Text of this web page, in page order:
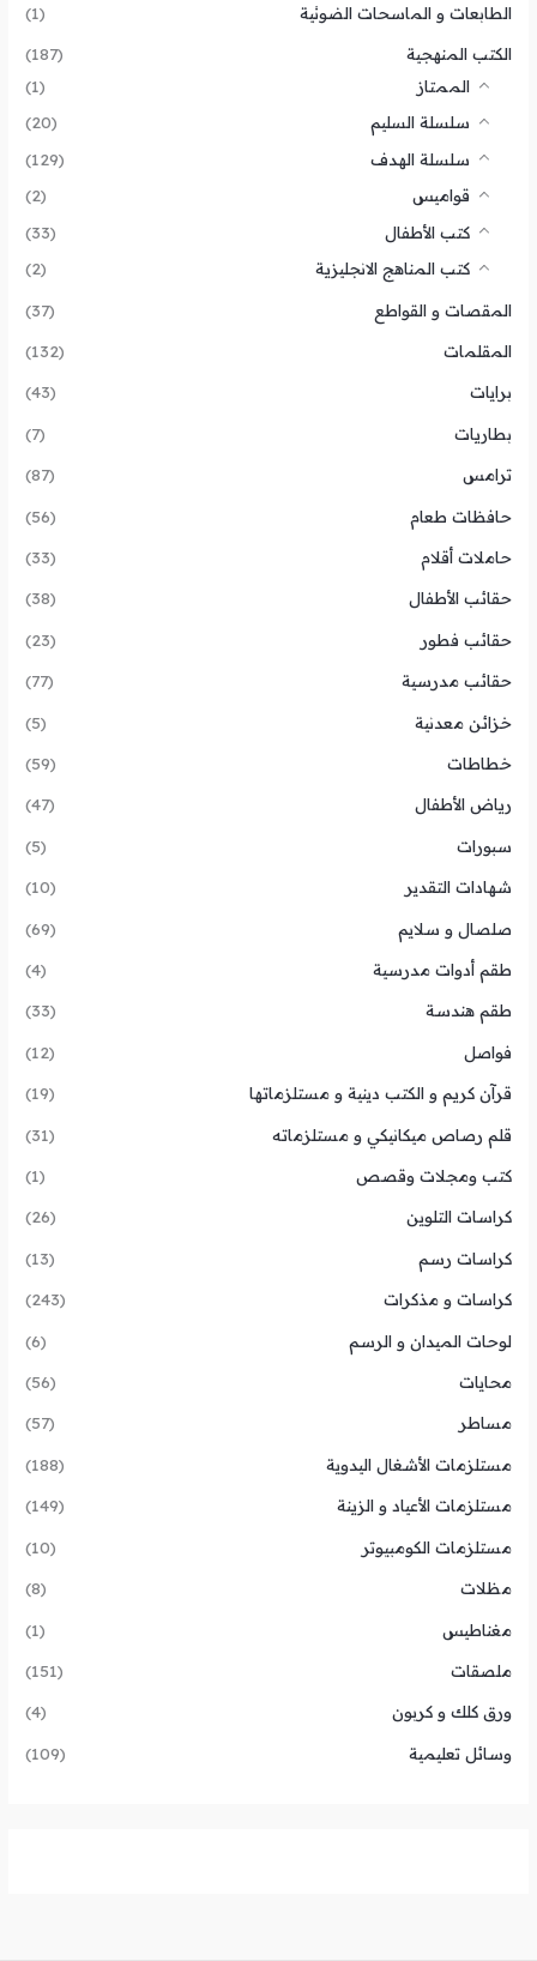
الطابعات و الماسحات الضوئية (1)
الكتب المنهجية
(187)
الممتاز
(1)
سلسلة السليم
(20)
سلسلة الهدف
(129)
قواميس
(2)
كتب الأطفال
(33)
كتب المناهج الانجليزية
(2)
المقصات و القواطع (37)
المقلمات (132)
برايات (43)
بطاريات (7)
ترامس (87)
حافظات طعام (56)
حاملات أقلام (33)
حقائب الأطفال (38)
حقائب فطور (23)
حقائب مدرسية (77)
خزائن معدنية (5)
خطاطات (59)
رياض الأطفال (47)
سبورات (5)
شهادات التقدير (10)
صلصال و سلايم (69)
طقم أدوات مدرسية (4)
طقم هندسة (33)
فواصل (12)
قرآن كريم و الكتب دينية و مستلزماتها (19)
قلم رصاص ميكانيكي و مستلزماته (31)
كتب ومجلات وقصص (1)
كراسات التلوين (26)
كراسات رسم (13)
كراسات و مذكرات (243)
لوحات الميدان و الرسم (6)
محايات (56)
مساطر (57)
مستلزمات الأشغال اليدوية (188)
مستلزمات الأعياد و الزينة (149)
مستلزمات الكومبيوتر (10)
مظلات (8)
مغناطيس (1)
ملصقات (151)
ورق كلك و كربون (4)
وسائل تعليمية (109)